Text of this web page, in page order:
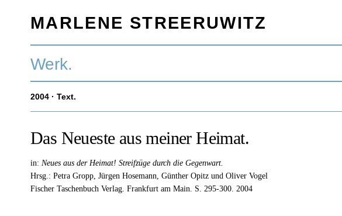
MARLENE STREERUWITZ
Werk.
2004 · Text.
Das Neueste aus meiner Heimat.
in: Neues aus der Heimat! Streifzüge durch die Gegenwart.
Hrsg.: Petra Gropp, Jürgen Hosemann, Günther Opitz und Oliver Vogel
Fischer Taschenbuch Verlag. Frankfurt am Main. S. 295-300. 2004